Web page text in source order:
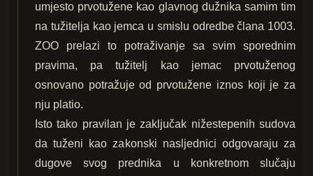
umjesto prvotužene kao glavnog dužnika samim tim
na tužitelja kao jemca u smislu odredbe člana 1003.
ZOO prelazi to potraživanje sa svim sporednim
pravima, pa tužitelj kao jemac prvotuženog
osnovano potražuje od prvotužene iznos koji je za
nju platio.
Isto tako pravilan je zaključak nižestepenih sudova
da tuženi kao zakonski nasljednici odgovaraju za
dugove svog prednika u konkretnom slučaju